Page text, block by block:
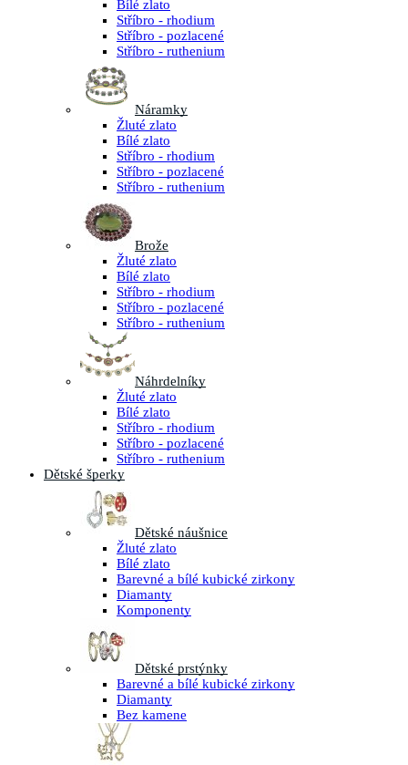
Bílé zlato
Stříbro - rhodium
Stříbro - pozlacené
Stříbro - ruthenium
Náramky
Žluté zlato
Bílé zlato
Stříbro - rhodium
Stříbro - pozlacené
Stříbro - ruthenium
Brože
Žluté zlato
Bílé zlato
Stříbro - rhodium
Stříbro - pozlacené
Stříbro - ruthenium
Náhrdelníky
Žluté zlato
Bílé zlato
Stříbro - rhodium
Stříbro - pozlacené
Stříbro - ruthenium
Dětské šperky
Dětské náušnice
Žluté zlato
Bílé zlato
Barevné a bílé kubické zirkony
Diamanty
Komponenty
Dětské prstýnky
Barevné a bílé kubické zirkony
Diamanty
Bez kamene